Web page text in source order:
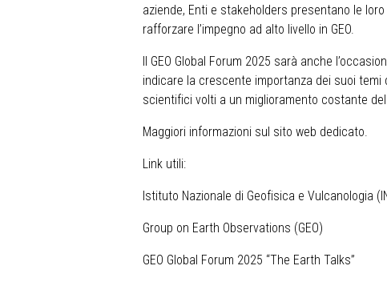
aziende, Enti e stakeholders presentano le
rafforzare l’impegno ad alto livello in GEO.
Il GEO Global Forum 2025 sarà anche
indicare la crescente importanza dei suoi
scientifici volti a un miglioramento costante
Maggiori informazioni sul sito web dedicato.
Link utili:
Istituto Nazionale di Geofisica e Vulcanologia
Group on Earth Observations (GEO)
GEO Global Forum 2025 “The Earth Talks”